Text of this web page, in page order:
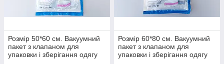
Розмір 50*60 см. Вакуумний
пакет з клапаном для
упаковки і зберігання одягу
Розмір 60*80 см. Вакуумний
пакет з клапаном для
упаковки і зберігання одягу